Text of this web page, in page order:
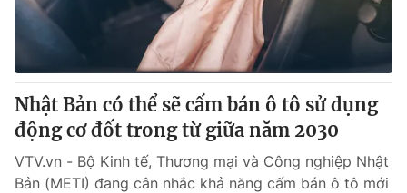
Nhật Bản có thể sẽ cấm bán ô tô sử dụng
động cơ đốt trong từ giữa năm 2030
VTV.vn - Bộ Kinh tế, Thương mại và Công nghiệp Nhật
Bản (METI) đang cân nhắc khả năng cấm bán ô tô mới